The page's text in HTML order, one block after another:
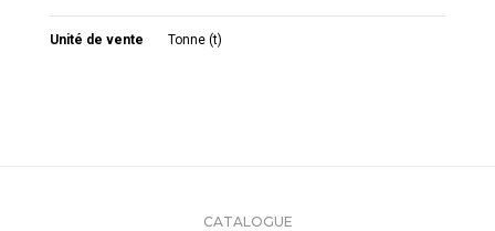
Unité de vente Tonne (t)
CATALOGUE